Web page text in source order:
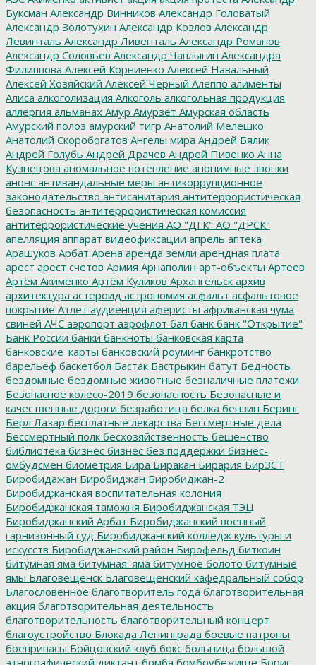
Буксман Александр Винников Александр Головатый
Александр Золотухин Александр Козлов Александр
Левинталь Александр Ливенталь Александр Романов
Александр Соловьев Александр Чаплыгин Александра
Филиппова Алексей Корниенко Алексей Навальный
Алексей Хозяйский Алексей Черный Алеппо алименты
Алиса алкоголизация Алкоголь алкогольная продукция
аллергия альманах Амур Амурзет Амурская область
Амурский полоз амурский тигр Анатолий Мелешко
Анатолий Скоробогатов Ангелы мира Андрей Бялик
Андрей Голубь Андрей Драчев Андрей Пивенко Анна
Кузнецова аномальное потепление анонимные звонки
анонс антивандальные меры антикоррупционное
законодательство антисанитария антитеррористическая
безопасность антитеррористическая комиссия
антитеррористические учения АО "ДГК" АО "ДРСК"
апелляция аппарат видеофиксации апрель аптека
Арашуков Арбат Арена аренда земли арендная плата
арест арест счетов Армия Арнаполин арт-объекты Артеев
Артём Акименко Артём Куликов Архангельск архив
архитектура астероид астрономия асфальт асфальтовое
покрытие Атлет аудиенция аферисты африканская чума
свиней АЧС аэропорт аэрофлот бал банк банк "Открытие"
Банк России банки банкноты банковская карта
банковские_карты банковский роуминг банкротство
барельеф баскетбол Бастак Бастрыкин батут Бедность
бездомные бездомные животные безналичные платежи
Безопасное колесо-2019 безопасность Безопасные и
качественные дороги безработица белка бензин Беринг
Берл Лазар бесплатные лекарства Бессмертные дела
Бессмертный полк бесхозяйственность бешенство
библиотека бизнес бизнес без поддержки бизнес-
омбудсмен биометрия Бира Биракан Бирария БирЗСТ
Биробидажан Биробиджан Биробиджан-2
Биробиджанская воспитательная колония
Биробиджанская таможня Биробиджанская ТЭЦ
Биробиджанский Арбат Биробиджанский военный
гарнизонный суд Биробиджанский колледж культуры и
искусств Биробиджанский район Бирофельд биткоин
битумная яма битумная_яма битумное болото битумные
ямы Благовещенск Благовещенский кафедральный собор
Благословенное благотворитель года благотворительная
акция благотворительная деятельность
благотворительность благотворительный концерт
благоустройство Блокада Ленинграда боевые патроны
боеприпасы Бойцовский клуб бокс больница большой
этнографический диктант бомба бомбоубежище Борис